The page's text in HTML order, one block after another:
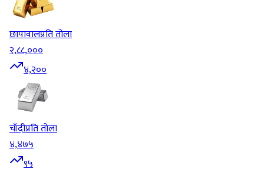
छापावालप्रति तोला
२,८८,०००
४,२००
चाँदीप्रति तोला
४,४७५
९५